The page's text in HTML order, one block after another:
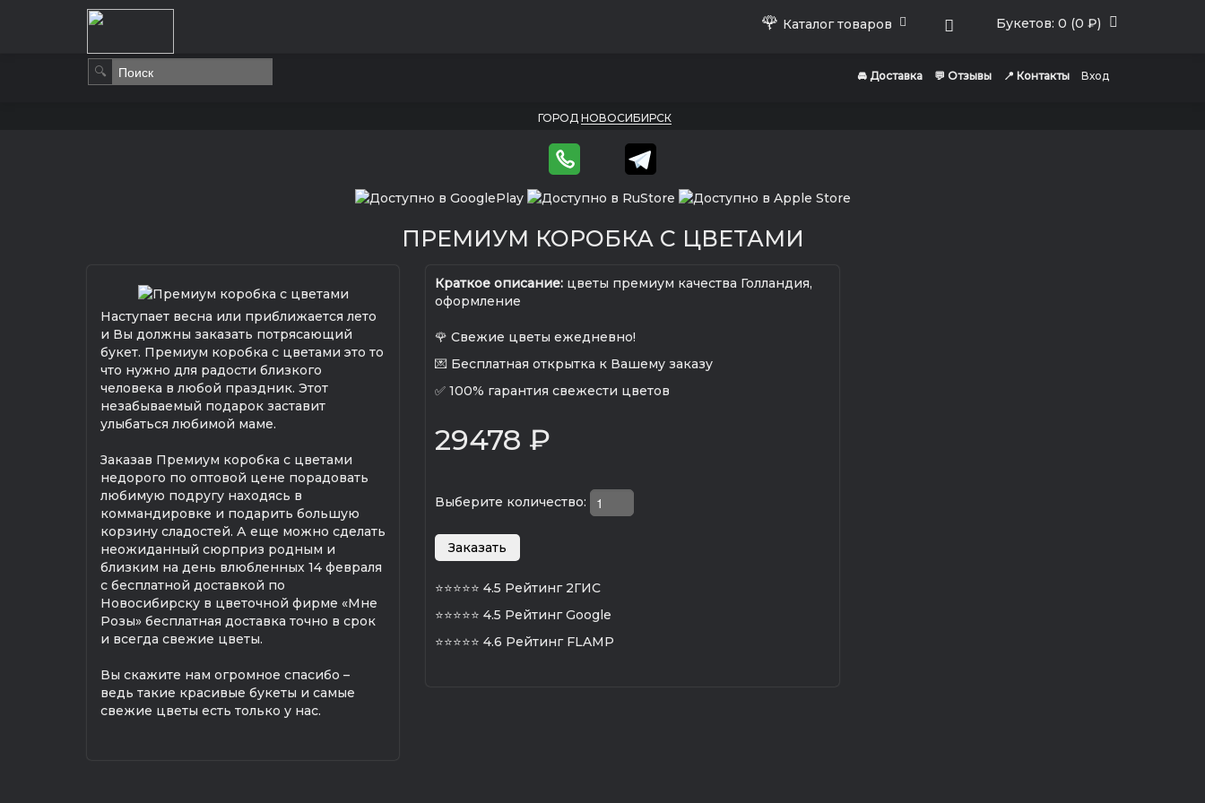
Букетов: 0 (0 ₽)
🌹 Каталог товаров
🚘 Доставка 💬 Отзывы 📍 Контакты Вход
🔍
ГОРОД НОВОСИБИРСК
ПРЕМИУМ КОРОБКА С ЦВЕТАМИ
Наступает весна или приближается лето
и Вы должны заказать потрясающий
букет. Премиум коробка с цветами это то
что нужно для радости близкого
человека в любой праздник. Этот
незабываемый подарок заставит
улыбаться любимой маме.
Заказав Премиум коробка с цветами
недорого по оптовой цене порадовать
любимую подругу находясь в
коммандировке и подарить большую
корзину сладостей. А еще можно сделать
неожиданный сюрприз родным и
близким на день влюбленных 14 февраля
с бесплатной доставкой по
Новосибирску в цветочной фирме «Мне
Розы» бесплатная доставка точно в срок
и всегда свежие цветы.
Вы скажите нам огромное спасибо –
ведь такие красивые букеты и самые
свежие цветы есть только у нас.
Краткое описание:цветы премиум качества Голландия,
оформление
🌹 Свежие цветы ежедневно!
💌 Бесплатная открытка к Вашему заказу
✅ 100% гарантия свежести цветов
29478 ₽
Выберите количество:
⭐⭐⭐⭐⭐ 4.5 Рейтинг 2ГИС
⭐⭐⭐⭐⭐ 4.5 Рейтинг Google
⭐⭐⭐⭐⭐ 4.6 Рейтинг FLAMP